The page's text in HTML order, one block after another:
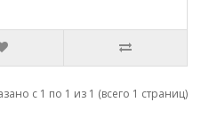
с 1 по 1 из 1 (всего 1 страниц)